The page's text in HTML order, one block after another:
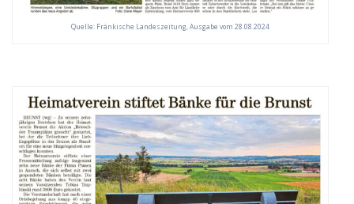
Quelle: Fränkische Landeszeitung, Ausgabe vom 28.08.2024